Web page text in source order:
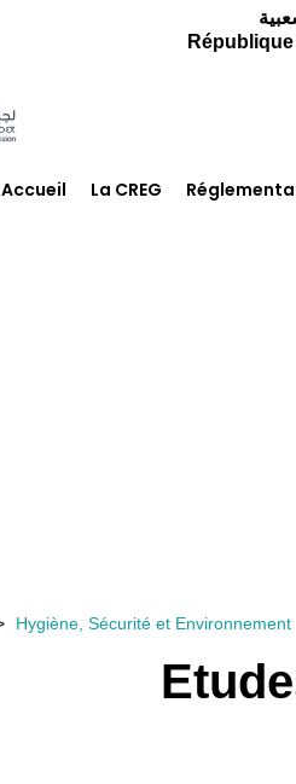
Accueil La CREG
Hygiène, Sécurité et Environnement